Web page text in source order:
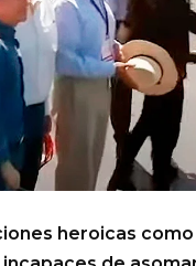
heroicas